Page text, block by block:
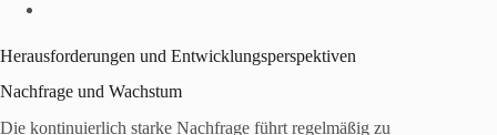
Herausforderungen und Entwicklungsperspektiven
Nachfrage und Wachstum
Die kontinuierlich starke Nachfrage führt regelmäßig zu